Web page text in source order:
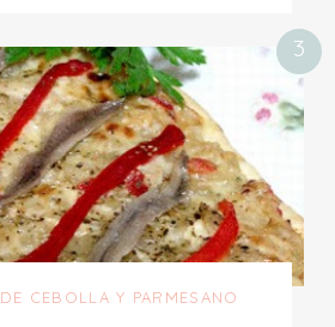
CEBOLLA Y PARMESANO